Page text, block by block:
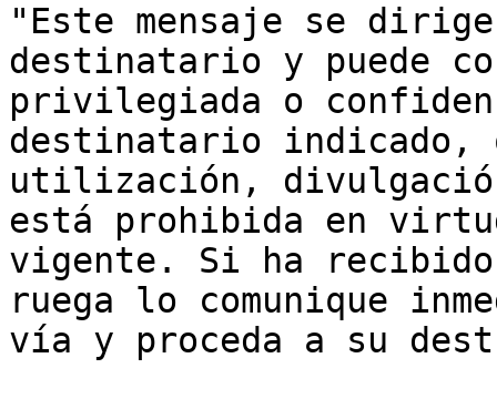
"Este mensaje se
destinatario y puede
privilegiada o
destinatario indicado,
utilización,
está prohibida en
vigente. Si ha
ruega lo comunique
vía y proceda a su